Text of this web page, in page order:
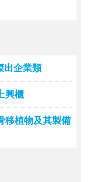
出企業類
興櫃
移植物及其製備